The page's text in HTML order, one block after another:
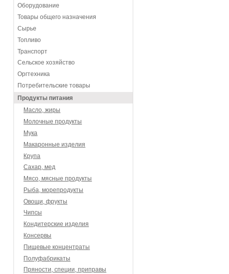
Оборудование
Товары общего назначения
Сырье
Топливо
Транспорт
Сельское хозяйство
Оргтехника
Потребительские товары
Продукты питания
Масло, жиры
Молочные продукты
Мука
Макаронные изделия
Крупа
Сахар, мед
Мясо, мясные продукты
Рыба, морепродукты
Овощи, фрукты
Чипсы
Кондитерские изделия
Консервы
Пищевые концентраты
Полуфабрикаты
Пряности, специи, приправы